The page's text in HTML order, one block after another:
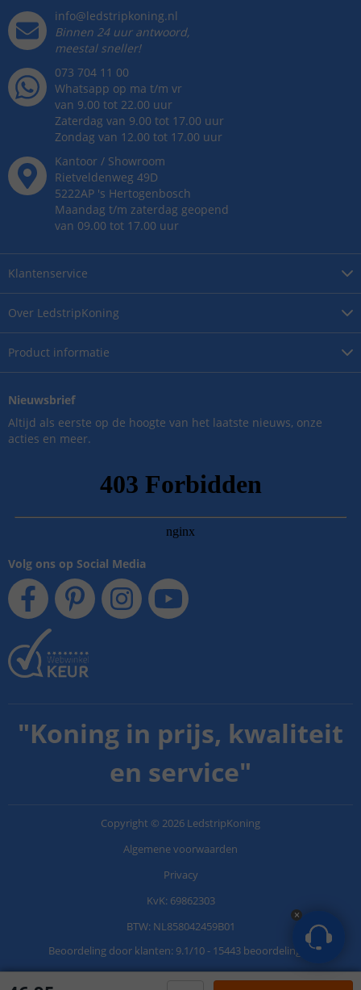
Over LedstripKoning
Product informatie
Klantenservice
info@ledstripkoning.nl
Binnen 24 uur antwoord,
meestal sneller!
073 704 11 00
Whatsapp op ma t/m vr
van 9.00 tot 22.00 uur
Zaterdag van 9.00 tot 17.00 uur
Zondag van 12.00 tot 17.00 uur
Kantoor / Showroom
Rietveldenweg 49D
5222AP 's Hertogenbosch
Maandag t/m zaterdag geopend
van 09.00 tot 17.00 uur
Nieuwsbrief
Altijd als eerste op de hoogte van het laatste nieuws, onze
acties en meer.
Volg ons op Social Media
"Koning in prijs, kwaliteit
en service"
Copyright © 2026 LedstripKoning
Algemene voorwaarden
Privacy
KvK: 69862303
BTW: NL858042459B01
Beoordeling door klanten: 9.1/10- 15443 beoordelingen